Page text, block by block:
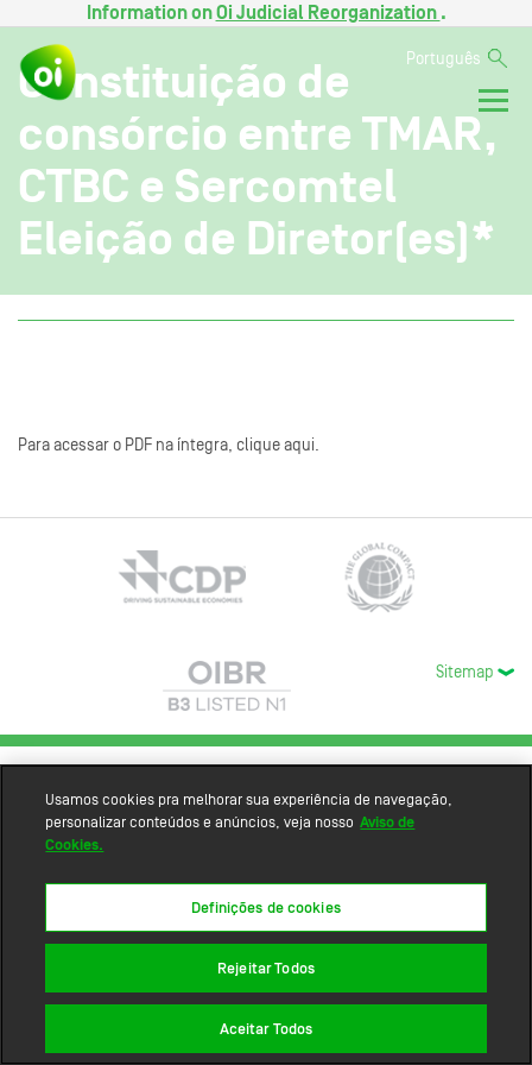
Information onOi Judicial Reorganization .
Português
Constituição de
consórcio entre TMAR,
CTBC e Sercomtel
Eleição de Diretor(es)*
Para acessar o PDF na íntegra, clique aqui.
Sitemap
Usamos cookies pra melhorar sua experiência de navegação,
personalizar conteúdos e anúncios, veja nosso Aviso de
Cookies.
Definições de cookies
Rejeitar Todos
Aceitar Todos